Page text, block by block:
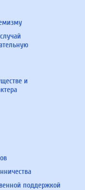
и
поддержкой